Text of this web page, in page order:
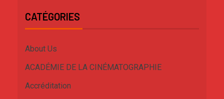
CATÉGORIES
About Us
ACADÉMIE DE LA CINÉMATOGRAPHIE
Accréditation